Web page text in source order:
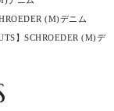
(M)デニム
】SCHROEDER (M)デ